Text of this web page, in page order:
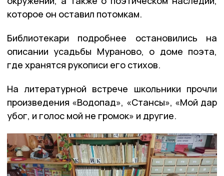
которое он оставил потомкам.
Библиотекари подробнее остановились на
описании усадьбы Мураново, о доме поэта,
где хранятся рукописи его стихов.
На литературной встрече школьники прочли
произведения «Водопад», «Стансы», «Мой дар
убог, и голос мой не громок» и другие.